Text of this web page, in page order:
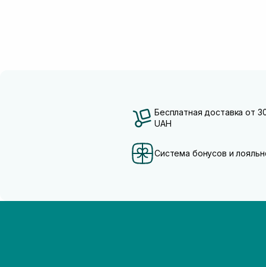
Бесплатная доставка от
UAH
Система бонусов и